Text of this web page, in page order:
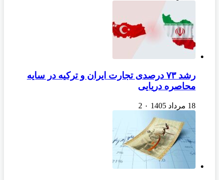
رشد ۷۳ درصدی تجارت ایران و ترکیه در سایه
محاصره دریایی
18 مرداد 1405 ۰ 2